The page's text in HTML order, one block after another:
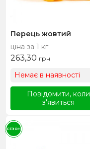
Перець жовтий
ціна за 1 кг
263,30 грн
Немає в наявності
Повідомити, коли
з'явиться
СЕЗОН